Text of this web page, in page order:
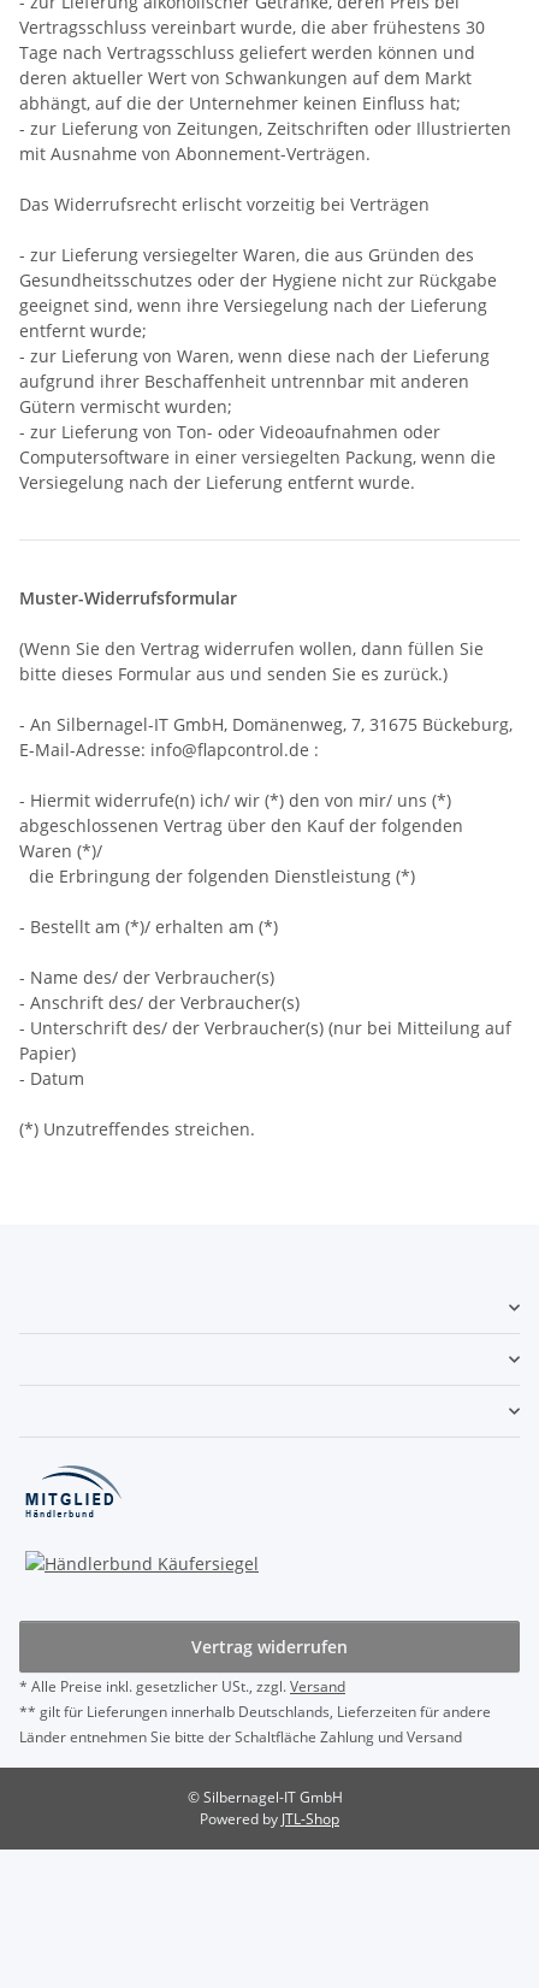
Vertragsschluss vereinbart wurde, die aber frühestens 30
Tage nach Vertragsschluss geliefert werden können und
deren aktueller Wert von Schwankungen auf dem Markt
abhängt, auf die der Unternehmer keinen Einfluss hat;
- zur Lieferung von Zeitungen, Zeitschriften oder Illustrierten
mit Ausnahme von Abonnement-Verträgen.
Das Widerrufsrecht erlischt vorzeitig bei Verträgen
- zur Lieferung versiegelter Waren, die aus Gründen des
Gesundheitsschutzes oder der Hygiene nicht zur Rückgabe
geeignet sind, wenn ihre Versiegelung nach der Lieferung
entfernt wurde;
- zur Lieferung von Waren, wenn diese nach der Lieferung
aufgrund ihrer Beschaffenheit untrennbar mit anderen
Gütern vermischt wurden;
- zur Lieferung von Ton- oder Videoaufnahmen oder
Computersoftware in einer versiegelten Packung, wenn die
Versiegelung nach der Lieferung entfernt wurde.
Muster-Widerrufsformular
(Wenn Sie den Vertrag widerrufen wollen, dann füllen Sie
bitte dieses Formular aus und senden Sie es zurück.)
- An Silbernagel-IT GmbH, Domänenweg, 7, 31675 Bückeburg,
E-Mail-Adresse: info@flapcontrol.de :
- Hiermit widerrufe(n) ich/ wir (*) den von mir/ uns (*)
abgeschlossenen Vertrag über den Kauf der folgenden
Waren (*)/
die Erbringung der folgenden Dienstleistung (*)
- Bestellt am (*)/ erhalten am (*)
- Name des/ der Verbraucher(s)
- Anschrift des/ der Verbraucher(s)
- Unterschrift des/ der Verbraucher(s) (nur bei Mitteilung auf
Papier)
- Datum
(*) Unzutreffendes streichen.
Vertrag widerrufen
* Alle Preise inkl. gesetzlicher USt., zzgl.Versand
** gilt für Lieferungen innerhalb Deutschlands, Lieferzeiten für andere
Länder entnehmen Sie bitte der Schaltfläche Zahlung und Versand
© Silbernagel-IT GmbH
Powered by JTL-Shop